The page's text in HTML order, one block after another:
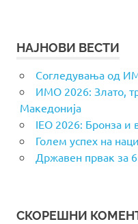
НАЈНОВИ ВЕСТИ
Согледувања од
ИМО 2026: Злато,
Македонија
IEO 2026: Бронза и
Голем успех на
Државен првак за
СКОРЕШНИ